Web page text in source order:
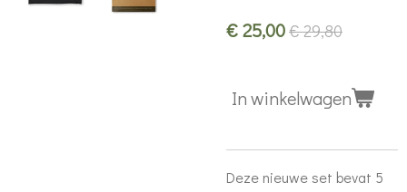
€ 25,00€ 29,80
In winkelwagen
Deze nieuwe set bevat 5